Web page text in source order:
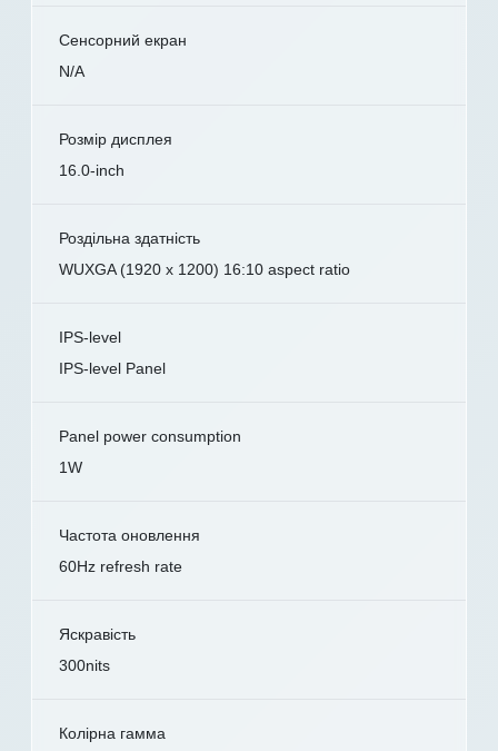
Сенсорний екран
N/A
Розмір дисплея
16.0-inch
Роздільна здатність
WUXGA (1920 x 1200) 16:10 aspect ratio
IPS-level
IPS-level Panel
Panel power consumption
1W
Частота оновлення
60Hz refresh rate
Яскравість
300nits
Колірна гамма